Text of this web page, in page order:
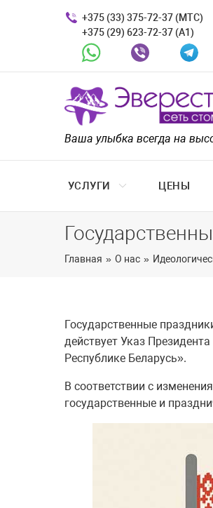
+375 (33) 375-72-37 (МТС)
+375 (29) 623-72-37 (A1)
Whatsapp Viber
Ваша улыбка всегда на
УСЛУГИ ЦЕНЫ
Главная » О нас »
Государственные
действует Указ
Республике Беларусь».
В соответствии с
государственные и